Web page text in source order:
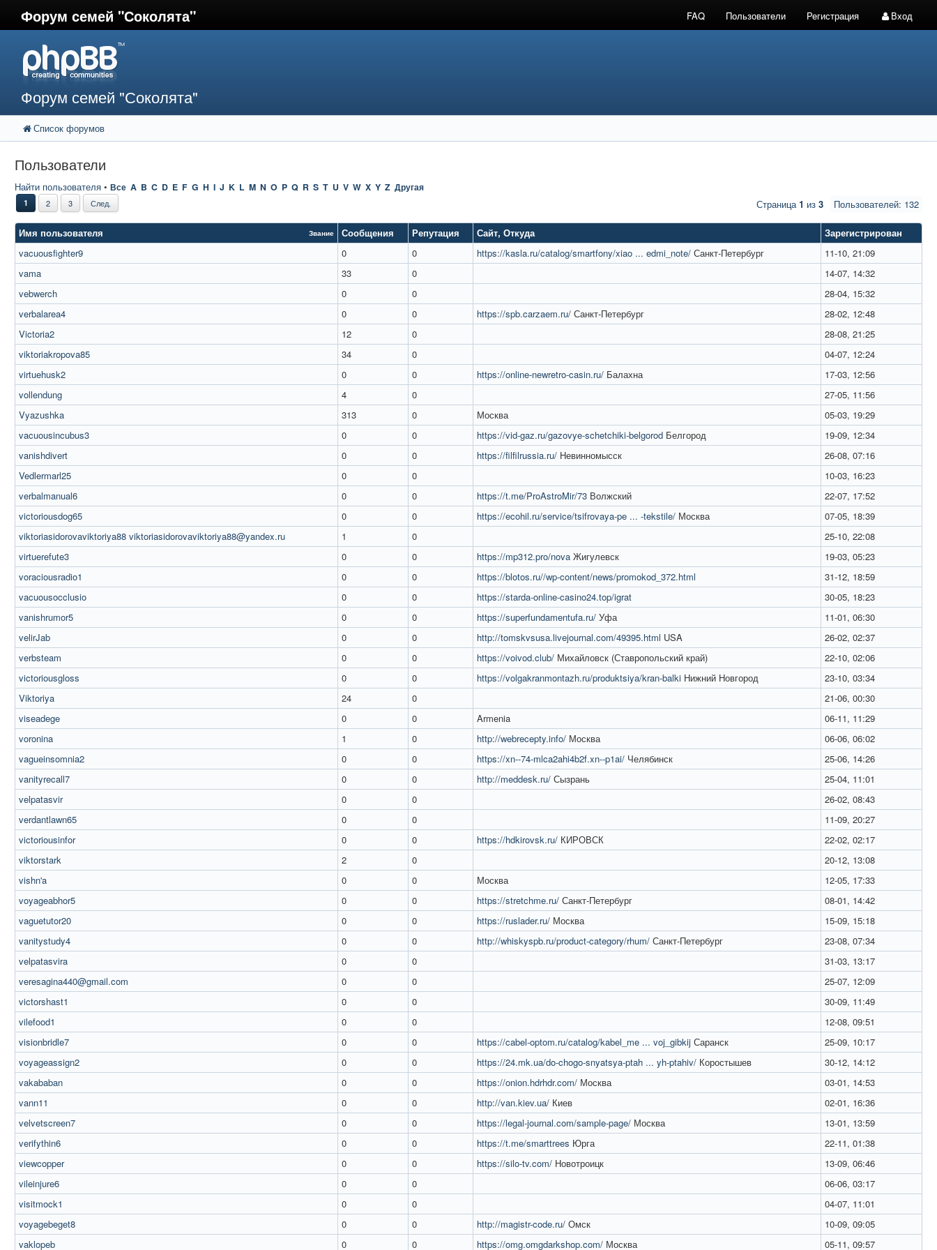
Форум семей "Соколята" FAQ Пользователи Регистрация Вход
Форум семей "Соколята"
Список форумов
Пользователи
Найти пользователя • Все A B C D E F G H I J K L M N O P Q R S T U V W X Y Z Другая
Пользователей: 132
1 2 3 След. Страница1 из 3
Имя пользователя Звание Сообщения Репутация Сайт, Откуда
Зарегистрирован
vacuousfighter9
0 0 https://kasla.ru/catalog/smartfony/xiao ... edmi_note/ Санкт-Петербург
11-10, 21:09
vama
33 0
14-07, 14:32
vebwerch
0 0
28-04, 15:32
verbalarea4
0 0 https://spb.carzaem.ru/ Санкт-Петербург
28-02, 12:48
Victoria2
12 0
28-08, 21:25
viktoriakropova85
34 0
04-07, 12:24
virtuehusk2
0 0 https://online-newretro-casin.ru/ Балахна
17-03, 12:56
vollendung
4 0
27-05, 11:56
Vyazushka
313 0 Москва
05-03, 19:29
vacuousincubus3
0 0 https://vid-gaz.ru/gazovye-schetchiki-belgorod Белгород
19-09, 12:34
vanishdivert
0 0 https://filfilrussia.ru/ Невинномысск
26-08, 07:16
Vedlermarl25
0 0
10-03, 16:23
verbalmanual6
0 0 https://t.me/ProAstroMir/73 Волжский
22-07, 17:52
victoriousdog65
0 0 https://ecohil.ru/service/tsifrovaya-pe ... -tekstile/ Москва
07-05, 18:39
viktoriasidorovaviktoriya88 viktoriasidorovaviktoriya88@yandex.ru
1 0
25-10, 22:08
virtuerefute3
0 0 https://mp312.pro/nova Жигулевск
19-03, 05:23
voraciousradio1
0 0 https://blotos.ru//wp-content/news/promokod_372.html
31-12, 18:59
vacuousocclusio
0 0 https://starda-online-casino24.top/igrat
30-05, 18:23
vanishrumor5
0 0 https://superfundamentufa.ru/ Уфа
11-01, 06:30
velirJab
0 0 http://tomskvsusa.livejournal.com/49395.html USA
26-02, 02:37
verbsteam
0 0 https://voivod.club/ Михайловск (Ставропольский край)
22-10, 02:06
victoriousgloss
0 0 https://volgakranmontazh.ru/produktsiya/kran-balki Нижний Новгород
23-10, 03:34
Viktoriya
24 0
21-06, 00:30
viseadege
0 0 Armenia
06-11, 11:29
voronina
1 0 http://webrecepty.info/ Москва
06-06, 06:02
vagueinsomnia2
0 0 https://xn--74-mlca2ahi4b2f.xn--p1ai/ Челябинск
25-06, 14:26
vanityrecall7
0 0 http://meddesk.ru/ Сызрань
25-04, 11:01
velpatasvir
0 0
26-02, 08:43
verdantlawn65
0 0
11-09, 20:27
victoriousinfor
0 0 https://hdkirovsk.ru/ КИРОВСК
22-02, 02:17
viktorstark
2 0
20-12, 13:08
vishn'a
0 0 Москва
12-05, 17:33
voyageabhor5
0 0 https://stretchme.ru/ Санкт-Петербург
08-01, 14:42
vaguetutor20
0 0 https://ruslader.ru/ Москва
15-09, 15:18
vanitystudy4
0 0 http://whiskyspb.ru/product-category/rhum/ Санкт-Петербург
23-08, 07:34
velpatasvira
0 0
31-03, 13:17
veresagina440@gmail.com
0 0
25-07, 12:09
victorshast1
0 0
30-09, 11:49
vilefood1
0 0
12-08, 09:51
visionbridle7
0 0 https://cabel-optom.ru/catalog/kabel_me ... voj_gibkij Саранск
25-09, 10:17
voyageassign2
0 0 https://24.mk.ua/do-chogo-snyatsya-ptah ... yh-ptahiv/ Коростышев
30-12, 14:12
vakababan
0 0 https://onion.hdrhdr.com/ Москва
03-01, 14:53
vann11
0 0 http://van.kiev.ua/ Киев
02-01, 16:36
velvetscreen7
0 0 https://legal-journal.com/sample-page/ Москва
13-01, 13:59
verifythin6
0 0 https://t.me/smarttrees Юрга
22-11, 01:38
viewcopper
0 0 https://silo-tv.com/ Новотроицк
13-09, 06:46
vileinjure6
0 0
06-06, 03:17
visitmock1
0 0
04-07, 11:01
voyagebeget8
0 0 http://magistr-code.ru/ Омск
10-09, 09:05
vaklopeb
0 0 https://omg.omgdarkshop.com/ Москва 05-11, 09:57